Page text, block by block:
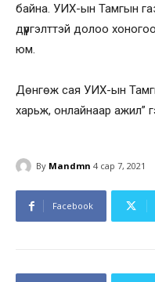
байна. УИХ-ын Тамгын
дүүргэлттэй долоо
юм.
Дөнгөж сая УИХ-ын
харьж, онлайнаар ажил”
By Mandmn 4 сар 7, 2021
Facebook